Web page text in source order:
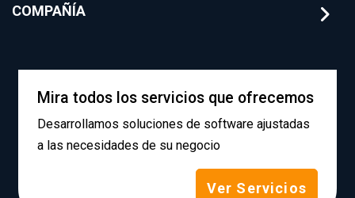
COMPAÑÍA
Mira todos los servicios que ofrecemos
Desarrollamos soluciones de software ajustadas
a las necesidades de su negocio
Ver Servicios